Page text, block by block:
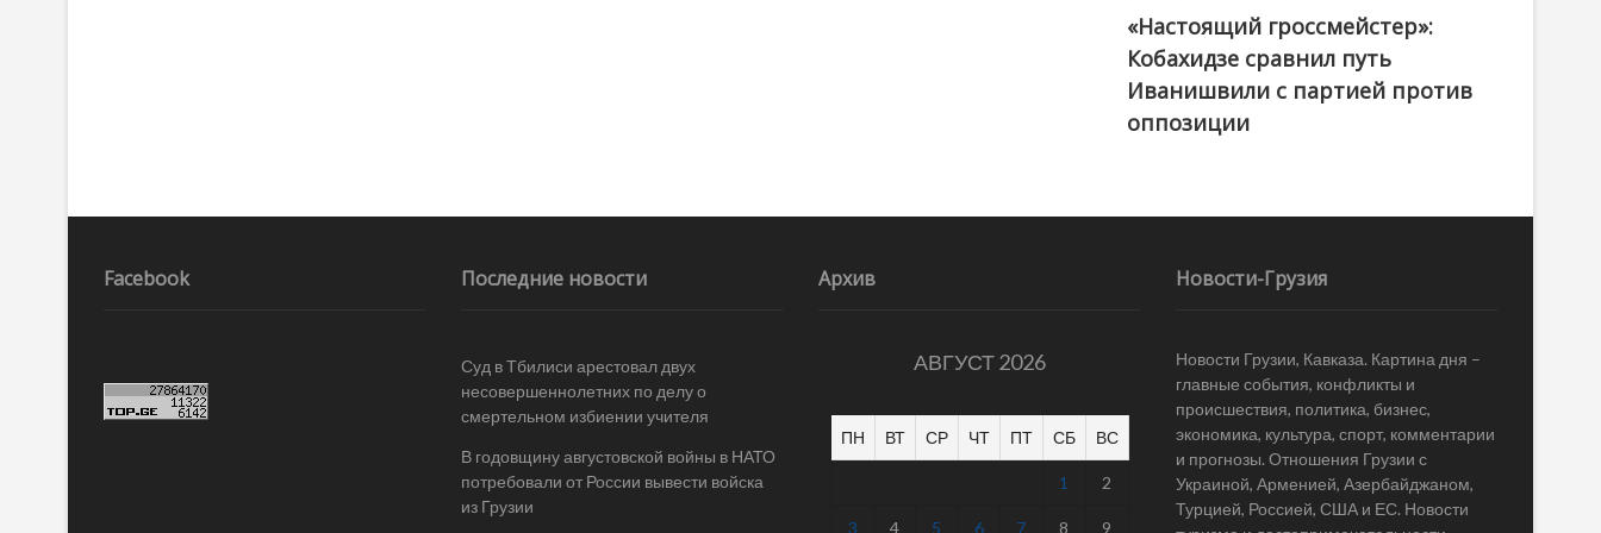
@ქართული ოცნება / Georgian Dream
«Настоящий гроссмейстер»:
Кобахидзе сравнил путь
Иванишвили с партией против
оппозиции
Facebook Последние новости
Суд в Тбилиси арестовал двух
несовершеннолетних по делу о
смертельном избиении учителя
В годовщину августовской войны в НАТО
потребовали от России вывести войска
из Грузии
Архив
АВГУСТ 2026
ПН ВТ СР ЧТ ПТ СБ ВС
1 2
3 4 5 6 7 8 9
Новости-Грузия
Новости Грузии, Кавказа. Картина дня –
главные события, конфликты и
происшествия, политика, бизнес,
экономика, культура, спорт, комментарии
и прогнозы. Отношения Грузии с
Украиной, Арменией, Азербайджаном,
Турцией, Россией, США и ЕС. Новости